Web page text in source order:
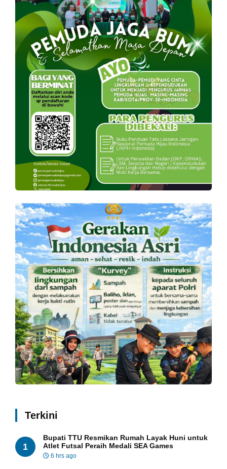
Terkini
1
Bupati TTU Resmikan Rumah Layak Huni untuk
Atlet Futsal Peraih Medali SEA Games
6 hrs ago